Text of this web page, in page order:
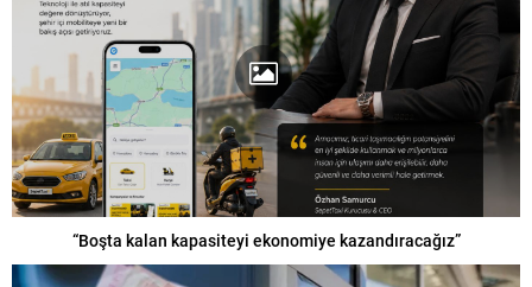
“Boşta kalan kapasiteyi ekonomiye kazandıracağız”